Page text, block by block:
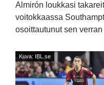
Almirón loukkasi
voitokkaassa
osoittautunut sen
Kuva: IBL.se